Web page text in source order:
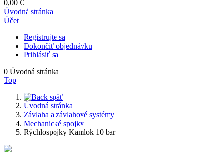
0,00 €
Úvodná stránka
Účet
Registrujte sa
Dokončiť objednávku
Prihlásiť sa
0 Úvodná stránka
Top
späť
Úvodná stránka
Závlaha a závlahové systémy
Mechanické spojky
Rýchlospojky Kamlok 10 bar